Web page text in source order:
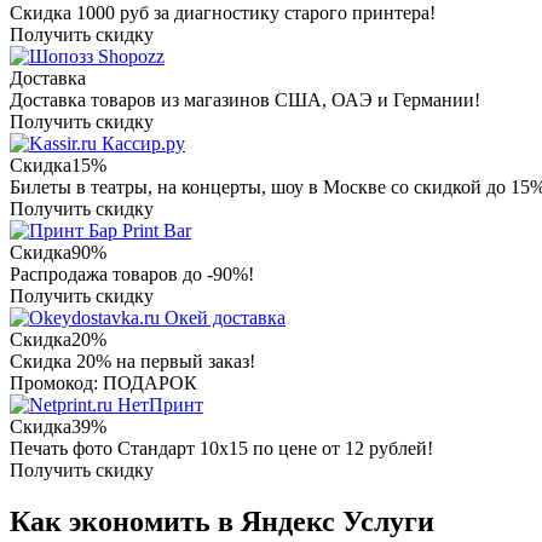
Скидка 1000 руб за диагностику старого принтера!
Получить скидку
Shopozz
Доставка
Доставка товаров из магазинов США, ОАЭ и Германии!
Получить скидку
Кассир.ру
Скидка15%
Билеты в театры, на концерты, шоу в Москве со скидкой до
Получить скидку
Print Bar
Скидка90%
Распродажа товаров до -90%!
Получить скидку
Окей доставка
Скидка20%
Скидка 20% на первый заказ!
Промокод: ПОДАРОК
НетПринт
Скидка39%
Печать фото Стандарт 10х15 по цене от 12 рублей!
Получить скидку
Как экономить в Яндекс Услуги